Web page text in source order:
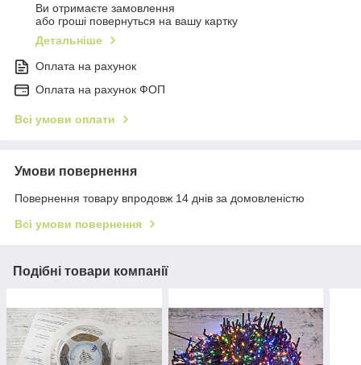
Ви отримаєте замовлення
або гроші повернуться на вашу картку
Детальніше
Оплата на рахунок
Оплата на рахунок ФОП
Всі умови оплати
Умови повернення
Повернення товару впродовж 14 днів за домовленістю
Всі умови повернення
Подібні товари компанії